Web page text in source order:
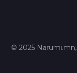
© 2025 Narumi.mn,